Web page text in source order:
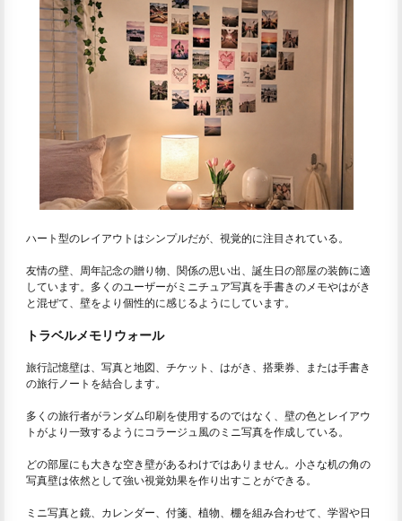
ハート型のレイアウトはシンプルだが、視覚的に注目されている。
友情の壁、周年記念の贈り物、関係の思い出、誕生日の部屋の装飾に適
しています。多くのユーザーがミニチュア写真を手書きのメモやはがき
と混ぜて、壁をより個性的に感じるようにしています。
トラベルメモリウォール
旅行記憶壁は、写真と地図、チケット、はがき、搭乗券、または手書き
の旅行ノートを結合します。
多くの旅行者がランダム印刷を使用するのではなく、壁の色とレイアウ
トがより一致するようにコラージュ風のミニ写真を作成している。
どの部屋にも大きな空き壁があるわけではありません。小さな机の角の
写真壁は依然として強い視覚効果を作り出すことができる。
ミニ写真と鏡、カレンダー、付箋、植物、棚を組み合わせて、学習や日